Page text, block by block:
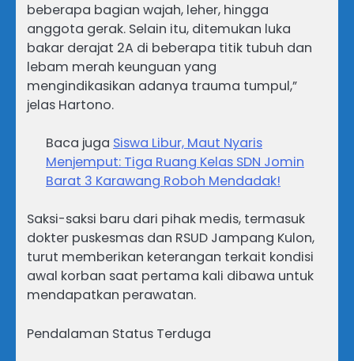
beberapa bagian wajah, leher, hingga
anggota gerak. Selain itu, ditemukan luka
bakar derajat 2A di beberapa titik tubuh dan
lebam merah keunguan yang
mengindikasikan adanya trauma tumpul,”
jelas Hartono.
Baca juga Siswa Libur, Maut Nyaris
Menjemput: Tiga Ruang Kelas SDN Jomin
Barat 3 Karawang Roboh Mendadak!
Saksi-saksi baru dari pihak medis, termasuk
dokter puskesmas dan RSUD Jampang Kulon,
turut memberikan keterangan terkait kondisi
awal korban saat pertama kali dibawa untuk
mendapatkan perawatan.
Pendalaman Status Terduga